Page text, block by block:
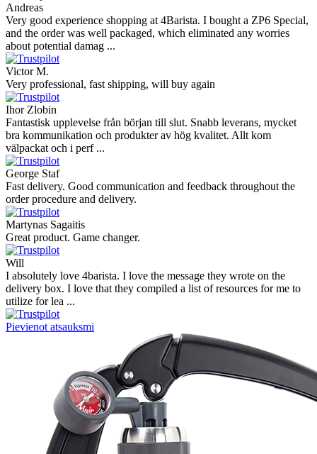
Andreas
Very good experience shopping at 4Barista. I bought a ZP6 Special,
and the order was well packaged, which eliminated any worries
about potential damag ...
Victor M.
Very professional, fast shipping, will buy again
Ihor Zlobin
Fantastisk upplevelse från början till slut. Snabb leverans, mycket
bra kommunikation och produkter av hög kvalitet. Allt kom
välpackat och i perf ...
George Staf
Fast delivery. Good communication and feedback throughout the
order procedure and delivery.
Martynas Sagaitis
Great product. Game changer.
Will
I absolutely love 4barista. I love the message they wrote on the
delivery box. I love that they compiled a list of resources for me to
utilize for lea ...
Pievienot atsauksmi